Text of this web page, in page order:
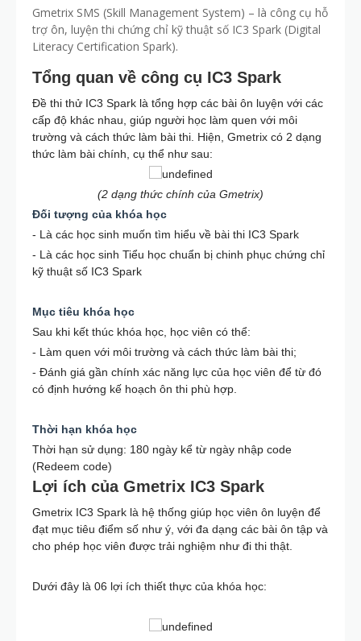
Gmetrix SMS (Skill Management System) – là công cụ hỗ
trợ ôn, luyện thi chứng chỉ kỹ thuật số IC3 Spark (Digital
Literacy Certification Spark).
Tổng quan về công cụ IC3 Spark
Đề thi thử IC3 Spark là tổng hợp các bài ôn luyện với các
cấp độ khác nhau, giúp người học làm quen với môi
trường và cách thức làm bài thi. Hiện, Gmetrix có 2 dạng
thức làm bài chính, cụ thể như sau:
(2 dạng thức chính của Gmetrix)
Đối tượng của khóa học
- Là các học sinh muốn tìm hiểu về bài thi IC3 Spark
- Là các học sinh Tiểu học chuẩn bị chinh phục chứng chỉ
kỹ thuật số IC3 Spark
Mục tiêu khóa học
Sau khi kết thúc khóa học, học viên có thể:
- Làm quen với môi trường và cách thức làm bài thi;
- Đánh giá gần chính xác năng lực của học viên để từ đó
có định hướng kế hoạch ôn thi phù hợp.
Thời hạn khóa học
Thời hạn sử dụng: 180 ngày kể từ ngày nhập code
(Redeem code)
Lợi ích của Gmetrix IC3 Spark
Gmetrix IC3 Spark là hệ thống giúp học viên ôn luyện để
đạt mục tiêu điểm số như ý, với đa dạng các bài ôn tập và
cho phép học viên được trải nghiệm như đi thi thật.
Dưới đây là 06 lợi ích thiết thực của khóa học: